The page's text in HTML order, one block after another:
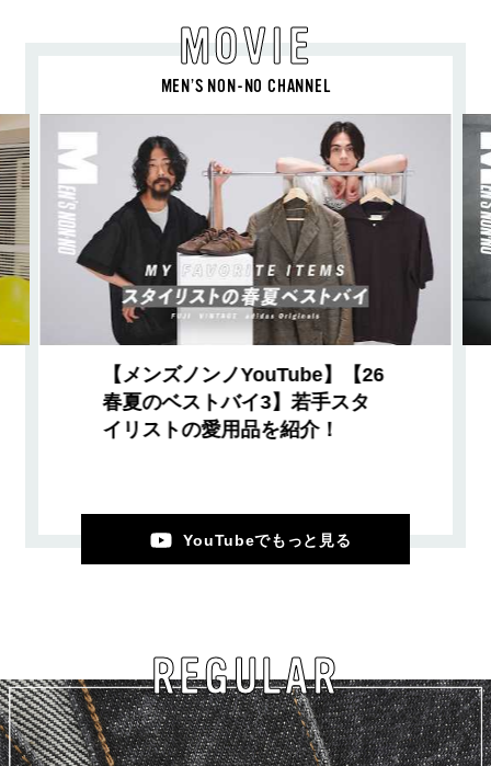
MOVIE
MEN’S NON-NO CHANNEL
【メンズノンノYouTube】【26
春夏のベストバイ3】若手スタ
イリストの愛用品を紹介！
YouTubeでもっと見る
REGULAR